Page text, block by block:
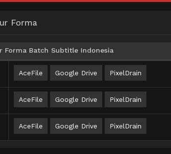
Forma
Forma Batch Subtitle Indonesia
AceFile Google Drive PixelDrain
AceFile Google Drive PixelDrain
AceFile Google Drive PixelDrain